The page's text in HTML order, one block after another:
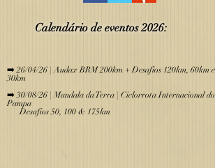
​
➡️ 26/04/26 | Audax BRM 200km + Desafios 120km, 60km e
30km